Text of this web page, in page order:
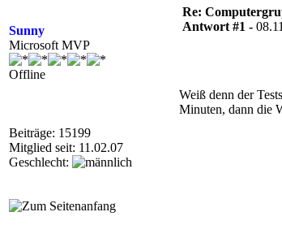
Sunny
Microsoft MVP
Offline
Beiträge: 15199
Mitglied seit: 11.02.07
Geschlecht:
Re:
Antwort #1 -
Weiß denn der
Minuten, dann die